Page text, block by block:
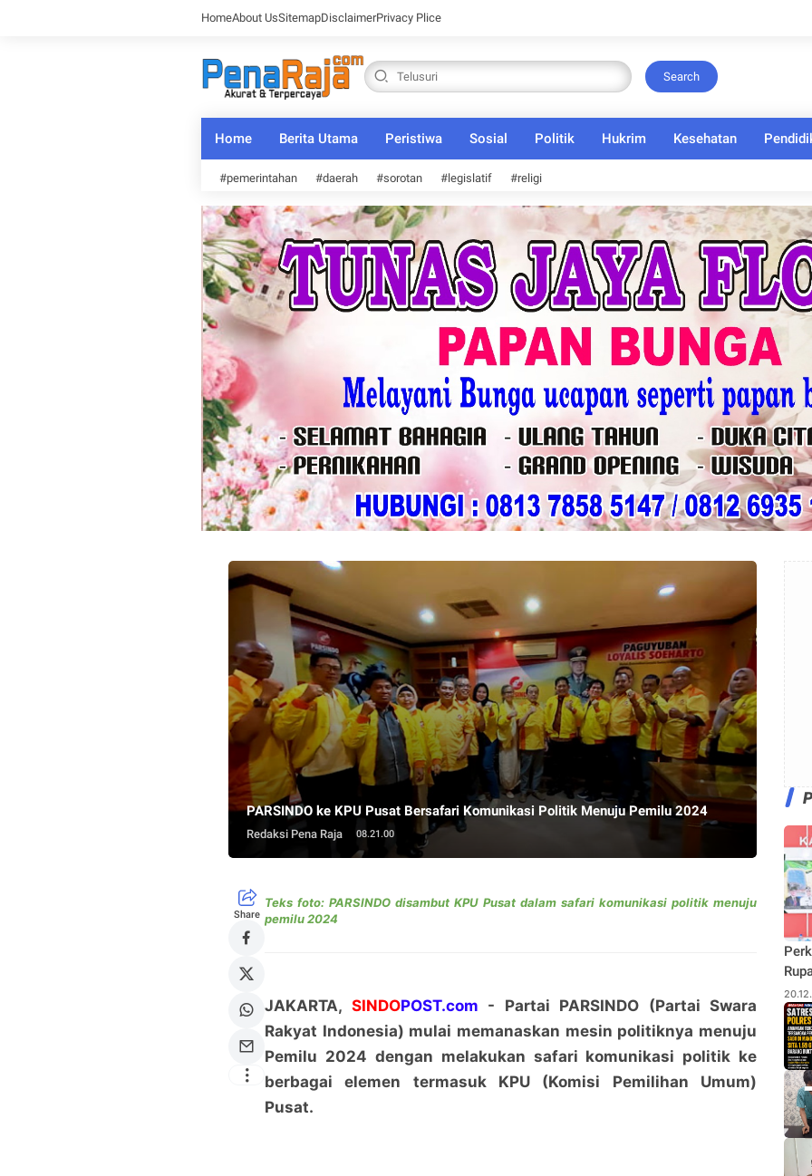
HomeAbout UsSitemapDisclaimerPrivacy Plice
Search
Home Berita Utama Peristiwa Sosial Politik Hukrim Kesehatan
#pemerintahan #daerah #sorotan #legislatif #religi
PARSINDO ke KPU Pusat Bersafari Komunikasi Politik Menuju Pemilu 2024
Redaksi Pena Raja 08.21.00
Share
Teks foto: PARSINDO disambut KPU Pusat dalam safari komunikasi politik menuju
pemilu 2024
JAKARTA, SINDOPOST.com - Partai PARSINDO (Partai Swara
Rakyat Indonesia) mulai memanaskan mesin politiknya menuju
Pemilu 2024 dengan melakukan safari komunikasi politik ke
berbagai elemen termasuk KPU (Komisi Pemilihan Umum)
Pusat.
Rhu